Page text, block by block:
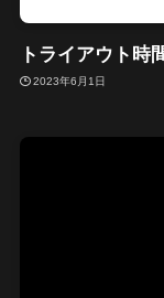
トライアウト時
2023年6月1日